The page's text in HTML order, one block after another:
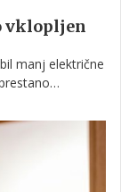
vklopljen
manj električne